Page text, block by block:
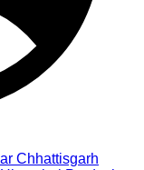
Chhattisgarh